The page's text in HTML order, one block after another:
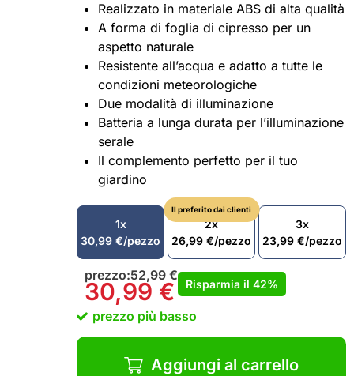
Realizzato in materiale ABS di alta qualità
A forma di foglia di cipresso per un
aspetto naturale
Resistente all’acqua e adatto a tutte le
condizioni meteorologiche
Due modalità di illuminazione
Batteria a lunga durata per l’illuminazione
serale
Il complemento perfetto per il tuo
giardino
1x
30,99 €/pezzo
Il preferito dai clienti
2x
26,99 €/pezzo
3x
23,99 €/pezzo
prezzo:52,99€
30,99 € Risparmia il 42%
prezzo più basso
Aggiungi al carrello